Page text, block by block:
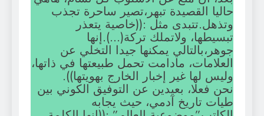
حاليا القصيدة تبهر،تصير ساحرة تجذب
وتذهل.تتبدى مثل :((خاصية يتعذر
تبسيطها، ولاتملك تركة(…).إنها
جوهر،بالتالي يمكنها جيدا التخلي عن
العلامات، مادامت تحمل طبيعتها في ذاتها،
وليس لها غير إخبار الخارج بهويتها)).
نحن فعلا، بعيدين عن التوفيق الكوني بين
طيات تاريخ آدمي، حيث يجابه